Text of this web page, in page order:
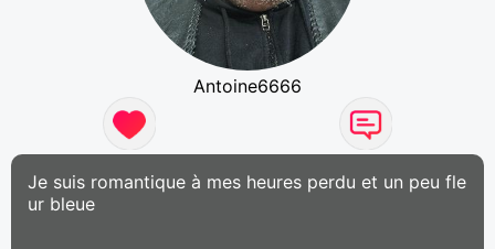
Antoine6666
Je suis romantique à mes heures perdu et un peu fle
ur bleue